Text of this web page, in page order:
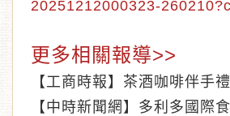
20251212000323-
更多相關報導>>
【工商時報】茶酒咖啡伴手
【中時新聞網】多利多國際